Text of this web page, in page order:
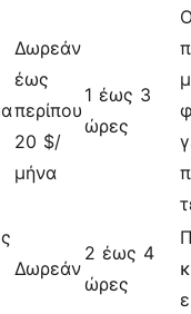
Δωρεάν
έως
περίπου
20 $/
μήνα
1 έως 3
ώρες
Δωρεάν
2 έως 4
ώρες